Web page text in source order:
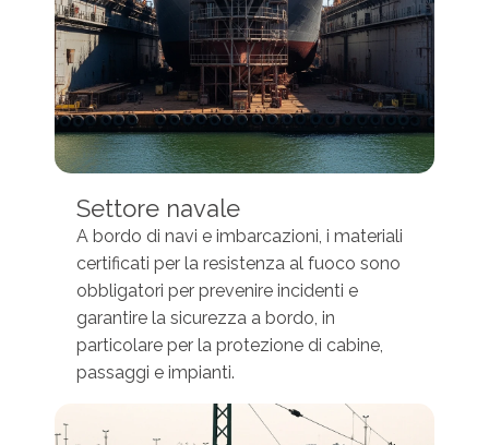
Settore navale
A bordo di navi e imbarcazioni, i materiali
certificati per la resistenza al fuoco sono
obbligatori per prevenire incidenti e
garantire la sicurezza a bordo, in
particolare per la protezione di cabine,
passaggi e impianti.